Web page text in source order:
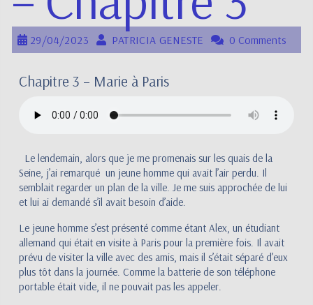
29/04/2023 PATRICIA GENESTE 0 Comments
Chapitre 3 – Marie à Paris
Le lendemain, alors que je me promenais sur les quais de la
Seine, j’ai remarqué un jeune homme qui avait l’air perdu. Il
semblait regarder un plan de la ville. Je me suis approchée de lui
et lui ai demandé s’il avait besoin d’aide.
Le jeune homme s’est présenté comme étant Alex, un étudiant
allemand qui était en visite à Paris pour la première fois. Il avait
prévu de visiter la ville avec des amis, mais il s’était séparé d’eux
plus tôt dans la journée. Comme la batterie de son téléphone
portable était vide, il ne pouvait pas les appeler.